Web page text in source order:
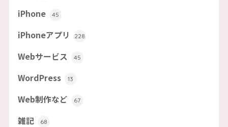
iPhone 45
iPhoneアプリ 228
Webサービス 45
WordPress 13
Web制作など 67
雑記 68